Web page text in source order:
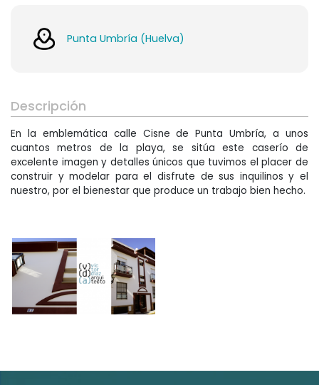
Arquitectura Técnica
Punta Umbría (Huelva)
Descripción
En la emblemática calle Cisne de Punta Umbría, a unos
cuantos metros de la playa, se sitúa este caserío de
excelente imagen y detalles únicos que tuvimos el placer de
construir y modelar para el disfrute de sus inquilinos y el
nuestro, por el bienestar que produce un trabajo bien hecho.